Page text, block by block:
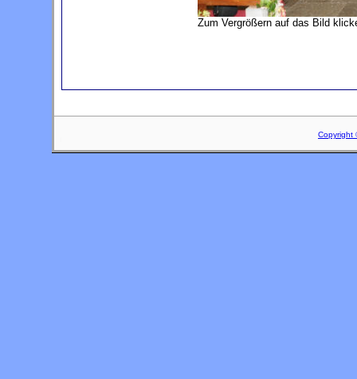
Zum Vergrößern auf das Bild
Copyright